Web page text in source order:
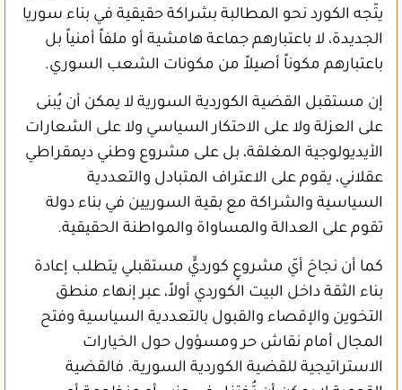
يتّجه الكورد نحو المطالبة بشراكة حقيقية في بناء سوريا
الجديدة، لا باعتبارهم جماعة هامشية أو ملفاً أمنياً بل
باعتبارهم مكوناً أصيلاً من مكونات الشعب السوري.
إن مستقبل القضية الكوردية السورية لا يمكن أن يُبنى
على العزلة ولا على الاحتكار السياسي ولا على الشعارات
الأيديولوجية المغلقة، بل على مشروع وطني ديمقراطي
عقلاني، يقوم على الاعتراف المتبادل والتعددية
السياسية والشراكة مع بقية السوريين في بناء دولة
تقوم على العدالة والمساواة والمواطنة الحقيقية.
كما أن نجاحَ أيّ مشروعٍ كورديٍّ مستقبلي يتطلب إعادة
بناء الثقة داخل البيت الكوردي أولاً، عبر إنهاء منطق
التخوين والإقصاء والقبول بالتعددية السياسية وفتح
المجال أمام نقاش حر ومسؤول حول الخيارات
الاستراتيجية للقضية الكوردية السورية. فالقضية